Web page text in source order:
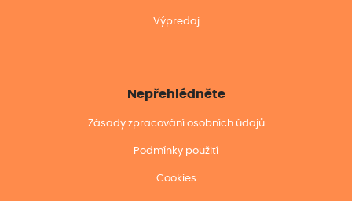
Výpredaj
Nepřehlédněte
Zásady zpracování osobních údajů
Podmínky použití
Cookies